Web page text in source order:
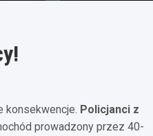
konsekwencje. Policjanci z
prowadzony przez 40-